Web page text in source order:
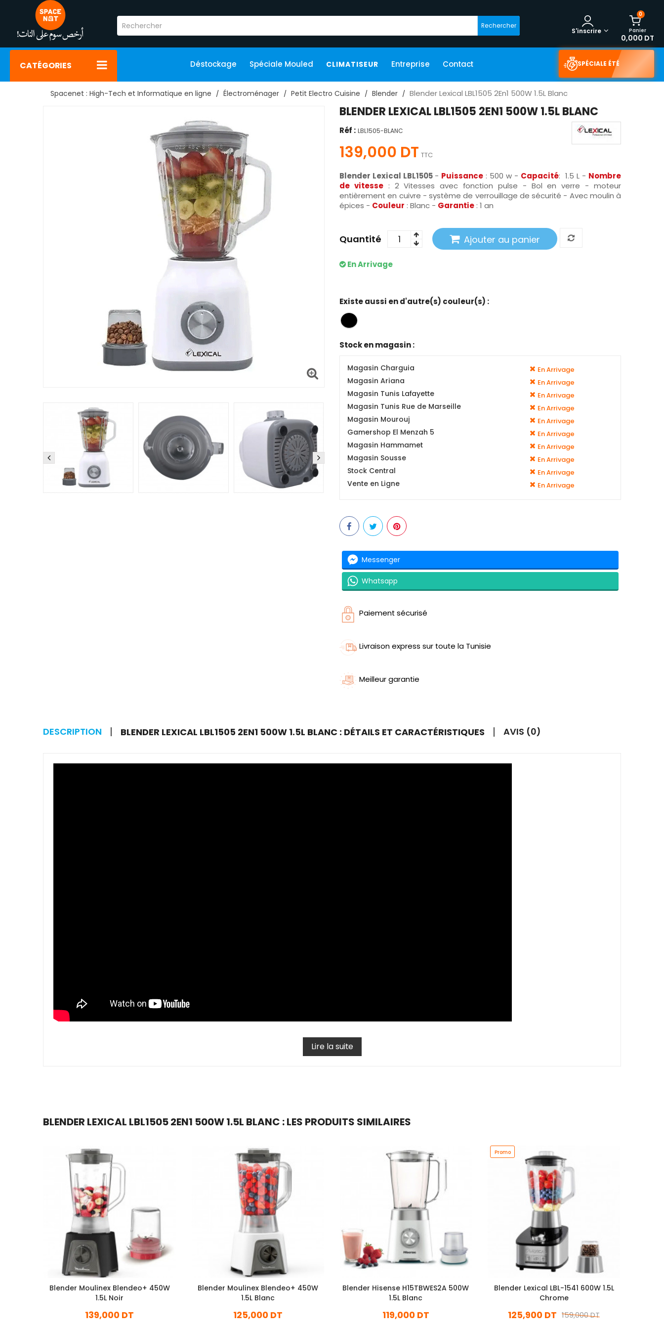
Rechercher
0
Panier
0,000 DT
S'inscrire
CATÉGORIES Déstockage Spéciale Mouled CLIMATISEUR Entreprise Contact SPÉCIALE ÉTÉ
Spacenet : High-Tech et Informatique en ligne Électroménager Petit Electro Cuisine Blender Blender Lexical LBL1505 2En1 500W 1.5L Blanc
BLENDER LEXICAL LBL1505 2EN1 500W 1.5L BLANC
Réf : LBL1505-BLANC
139,000 DT TTC
Blender Lexical LBL1505 - Puissance : 500 w - Capacité: 1.5 L - Nombre
de vitesse: 2 Vitesses avec fonction pulse - Bol en verre - moteur
entièrement en cuivre - système de verrouillage de sécurité - Avec moulin à
épices - Couleur : Blanc - Garantie : 1 an
Quantité Ajouter au panier
En Arrivage
Existe aussi en d'autre(s) couleur(s) :
Stock en magasin :
Magasin Charguia En Arrivage
Magasin Ariana En Arrivage
Magasin Tunis Lafayette En Arrivage
Magasin Tunis Rue de Marseille En Arrivage
Magasin Mourouj En Arrivage
Gamershop El Menzah 5 En Arrivage
Magasin Hammamet En Arrivage
Magasin Sousse En Arrivage
Stock Central En Arrivage
Vente en Ligne En Arrivage
Messenger
Whatsapp
Paiement sécurisé
Livraison express sur toute la Tunisie
Meilleur garantie
DESCRIPTION BLENDER LEXICAL LBL1505 2EN1 500W 1.5L BLANC : DÉTAILS ET CARACTÉRISTIQUES AVIS (0)
Lire la suite
BLENDER LEXICAL LBL1505 2EN1 500W 1.5L BLANC : LES PRODUITS SIMILAIRES
Blender Moulinex Blendeo+ 450W
1.5L Noir
139,000 DT
Blender Moulinex Blendeo+ 450W
1.5L Blanc
125,000 DT
Blender Hisense H15TBWES2A 500W
1.5L Blanc
119,000 DT
Promo
Blender Lexical LBL-1541 600W 1.5L
Chrome
159,000 DT
125,900 DT